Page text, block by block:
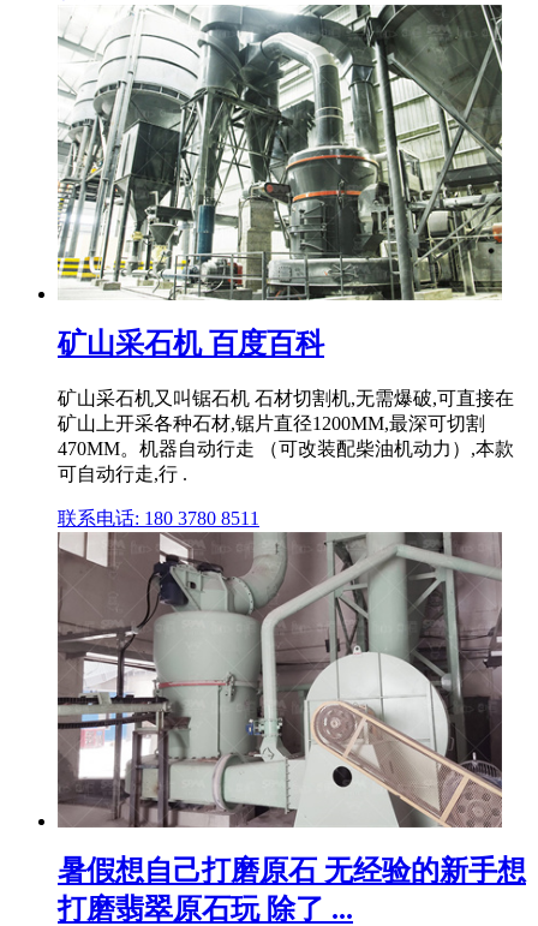
矿山采石机 百度百科
矿山采石机又叫锯石机 石材切割机,无需爆破,可直接在
矿山上开采各种石材,锯片直径1200MM,最深可切割
470MM。机器自动行走 （可改装配柴油机动力）,本款
可自动行走,行 .
联系电话: 180 3780 8511
暑假想自己打磨原石 无经验的新手想
打磨翡翠原石玩 除了 ...